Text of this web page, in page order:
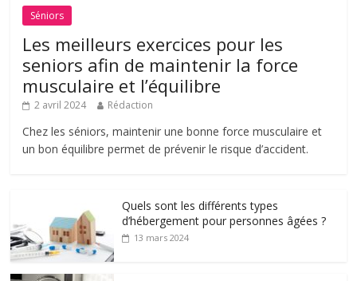
Séniors
Les meilleurs exercices pour les
seniors afin de maintenir la force
musculaire et l’équilibre
2 avril 2024 Rédaction
Chez les séniors, maintenir une bonne force musculaire et
un bon équilibre permet de prévenir le risque d’accident.
Quels sont les différents types
d’hébergement pour personnes âgées ?
13 mars 2024